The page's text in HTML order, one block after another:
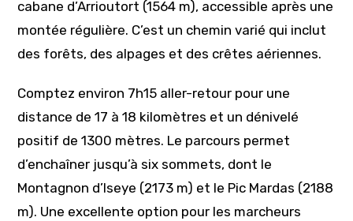
cabane d’Arrioutort (1564 m), accessible après une
montée régulière. C’est un chemin varié qui inclut
des forêts, des alpages et des crêtes aériennes.
Comptez environ 7h15 aller-retour pour une
distance de 17 à 18 kilomètres et un dénivelé
positif de 1300 mètres. Le parcours permet
d’enchaîner jusqu’à six sommets, dont le
Montagnon d’Iseye (2173 m) et le Pic Mardas (2188
m). Une excellente option pour les marcheurs